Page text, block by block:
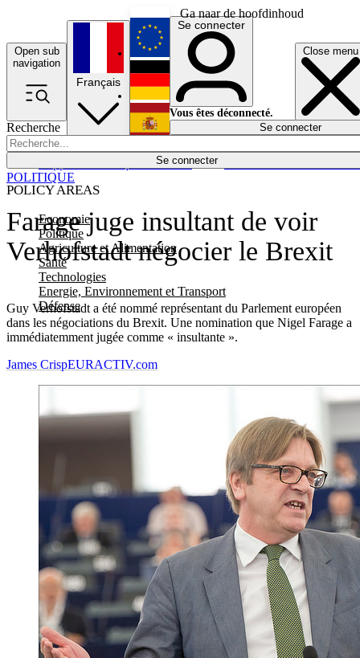
Ga naar de hoofdinhoud
Open sub
navigation
Close menu
Recherche
Se connecter
POLICY AREAS
Economie
Politique
Agriculture et Alimentation
Santé
Technologies
Energie, Environnement et Transport
Défense
Économie
Français
English
Deutsch
Español
Se connecter
Vous êtes déconnecté.
Se connecter
Farage juge insultant de voir
Verhofstadt négocier le Brexit
Guy Verhofstadt a été nommé représentant du Parlement européen
dans les négociations du Brexit. Une nomination que Nigel Farage a
immédiatemment jugée comme « insultante ».
POLITIQUE
James CrispEURACTIV.com